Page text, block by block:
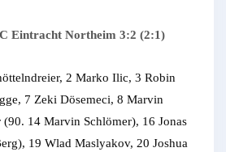
Eintracht Northeim 3:2 (2:1)
2 Marko Ilic, 3 Robin
7 Zeki Dösemeci, 8 Marvin
(90. 14 Marvin Schlömer), 16 Jonas
19 Wlad Maslyakov, 20 Joshua